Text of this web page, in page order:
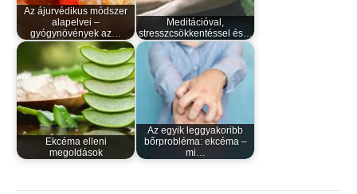
Az ájurvédikus módszer
alapelvei –
gyógynövények az…
Meditációval,
stresszcsökkentéssel és…
Ekcéma elleni
megoldások
Az egyik leggyakoribb
bőrprobléma: ekcéma –
mi…